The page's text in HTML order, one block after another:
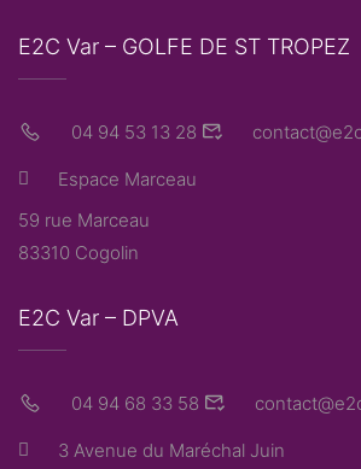
E2C Var – GOLFE DE ST TROPEZ
04 94 53 13 28
Espace Marceau
59 rue Marceau
83310 Cogolin
E2C Var – DPVA
04 94 68 33 58
3 Avenue du Maréchal Juin